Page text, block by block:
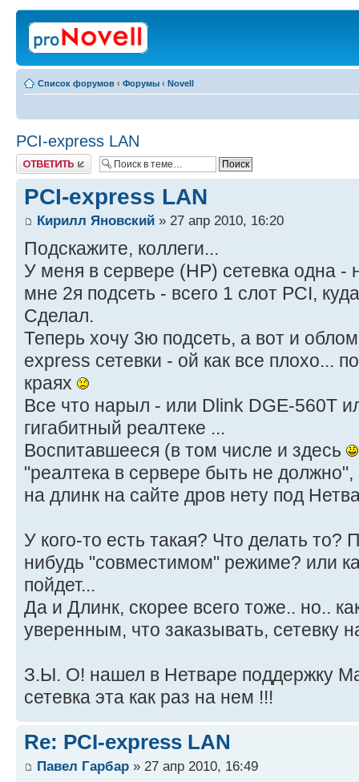
Список форумов ‹ Форумы ‹ Novell
PCI-express LAN
Ответить
PCI-express LAN
Кирилл Яновский » 27 апр 2010, 16:20
Подскажите, коллеги...
У меня в сервере (HP) сетевка одна -
мне 2я подсеть - всего 1 слот PCI,
Сделал.
Теперь хочу 3ю подсеть, а вот и
express сетевки - ой как все плохо...
краях
Все что нарыл - или Dlink DGE-560T
гигабитный реалтеке ...
Воспитавшееся (в том числе и здесь
"реалтека в сервере быть не
на длинк на сайте дров нету под
У кого-то есть такая? Что делать то?
нибудь "совместимом" режиме? или
пойдет...
Да и Длинк, скорее всего тоже.. но..
уверенным, что заказывать, сетевку
З.Ы. О! нашел в Нетваре поддержку
сетевка эта как раз на нем !!!
Re: PCI-express LAN
Павел Гарбар » 27 апр 2010, 16:49